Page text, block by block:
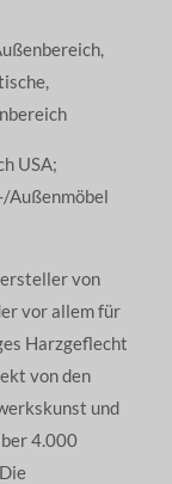
USA;
Außenmöbel
von
vor allem für
Harzgeflecht
von den
und
4.000